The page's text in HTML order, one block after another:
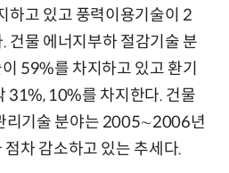
하고 있고 풍력이용기술이 2
건물 에너지부하 절감기술 분
59%를 차지하고 있고 환기
31%, 10%를 차지한다. 건물
리기술 분야는 2005∼2006년
차 감소하고 있는 추세다.